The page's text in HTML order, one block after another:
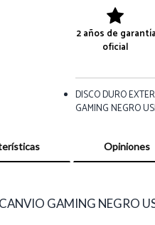
2 años de garantía
oficial
DISCO DURO
GAMING NEGRO
Opiniones
GAMING NEGRO